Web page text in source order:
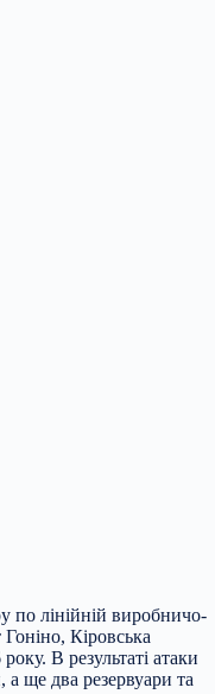
по лінійній виробничо-
Гоніно, Кіровська
В результаті атаки
ще два резервуари та